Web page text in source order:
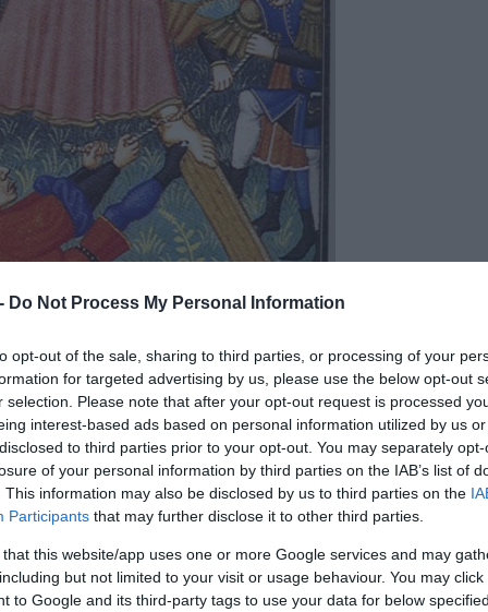
Do Not Process My Personal Information
opt-out of the sale, sharing to third parties, or processing of your
for targeted advertising by us, please use the below opt-out
selection. Please note that after your opt-out request is processed
interest-based ads based on personal information utilized by us
to third parties prior to your opt-out. You may separately
of your personal information by third parties on the IAB’s list of
This information may also be disclosed by us to third parties on the
Participants that may further disclose it to other third parties.
that this website/app uses one or more Google services and may
but not limited to your visit or usage behaviour. You may
to Google and its third-party tags to use your data for below
Wikimedia Commons
halászattal foglalkozott, ezért a halászok
„disznóölő Szent András”-ként emlegetjük.
az Andrások névnapja, ez
hagyományokkal teli nap.